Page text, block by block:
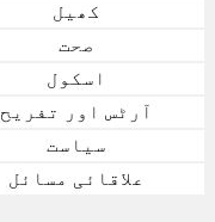
کھیل
صحت
اسکول
آرٹس اور تفریح
سیاست
علاقائی مسائل